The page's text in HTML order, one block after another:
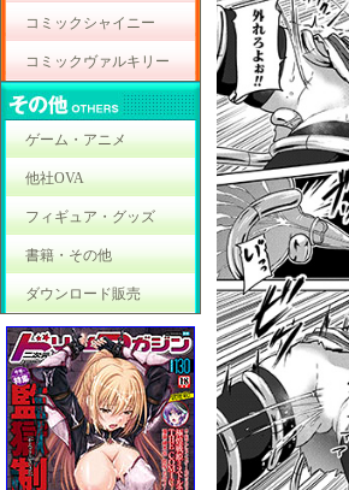
コミックシャイニー
コミックヴァルキリー
ゲーム・アニメ
他社OVA
フィギュア・グッズ
書籍・その他
ダウンロード販売